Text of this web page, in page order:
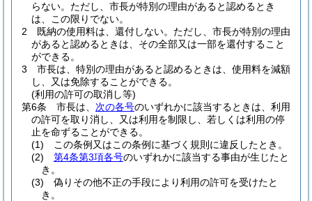
らない。 ただし、市長が特別の理由があると認めるとき
は、この限りでない。
2
既納の使用料は、還付しない。 ただし、市長が特別の理由
があると認めるときは、その全部又は一部を還付すること
ができる。
3
市長は、特別の理由があると認めるときは、使用料を減額
し、又は免除することができる。
(利用の許可の取消し等)
第6条
市長は、 次の各号のいずれかに該当するときは、利用
の許可を取り消し、又は利用を制限し、若しくは利用の停
止を命ずることができる。
(1)
この条例又はこの条例に基づく規則に違反したとき。
(2)
第4条第3項各号のいずれかに該当する事由が生じたと
き。
(3)
偽りその他不正の手段により利用の許可を受けたと
き。